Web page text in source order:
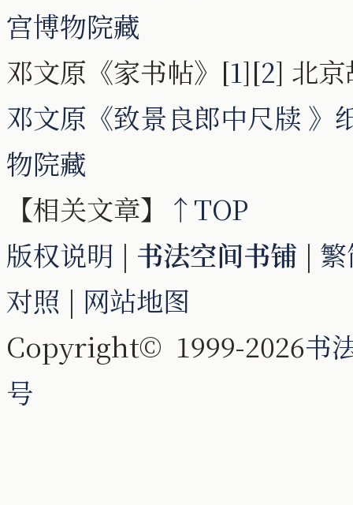
宫博物院藏
邓文原《家书帖》[1][2] 北
邓文原《致景良郎中尺牍
物院藏
【相关文章】
↑TOP
版权说明 | 书法空间书铺 |
对照 | 网站地图
Copyright© 1999-2026书
号